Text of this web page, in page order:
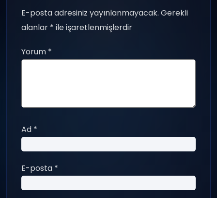
E-posta adresiniz yayınlanmayacak. Gerekli
alanlar * ile işaretlenmişlerdir
Yorum *
Ad *
E-posta *